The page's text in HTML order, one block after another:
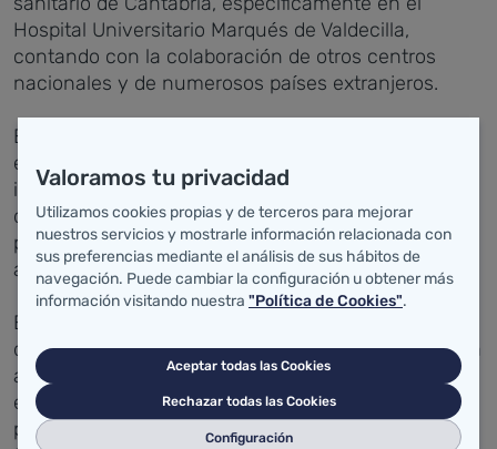
Hospital Universitario Marqués de Valdecilla,
contando con la colaboración de otros centros
nacionales y de numerosos países extranjeros.
El IDIVAL ha asignado cerca de 1,4 millones de
euros en 2017 para el desarrollo de proyectos de
investigación centrados en pacientes, fondos a los
que han contribuido diversas aportaciones
provenientes del mecenazgo de particulares y
asociaciones como el Club Deportivo Ozono.
Este Club, nacido en 2010 con el fin de potenciar el
deporte en el municipio de Solares, cuenta con una
amplia trayectoria en la organización de carreras y
eventos solidarios para la recaudación de fondos
para entidades benéficas como Cáritas, Dosis de
Valoramos tu privacidad
Utilizamos cookies propias y de terceros para mejorar
nuestros servicios y mostrarle información relacionada con
sus preferencias mediante el análisis de sus hábitos de
navegación. Puede cambiar la configuración u obtener más
información visitando nuestra "Política de Cookies".
Aceptar todas las Cookies
Rechazar todas las Cookies
Configuración